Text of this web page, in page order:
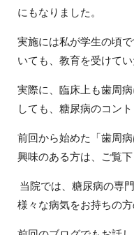
にもなりました。
実施には私が学生の頃
いても、教育を受けてい
実際に、臨床上も歯周
しても、糖尿病のコン
前回から始めた「歯周
興味のある方は、ご覧下
当院では、糖尿病の専
様々な病気をお持ちの